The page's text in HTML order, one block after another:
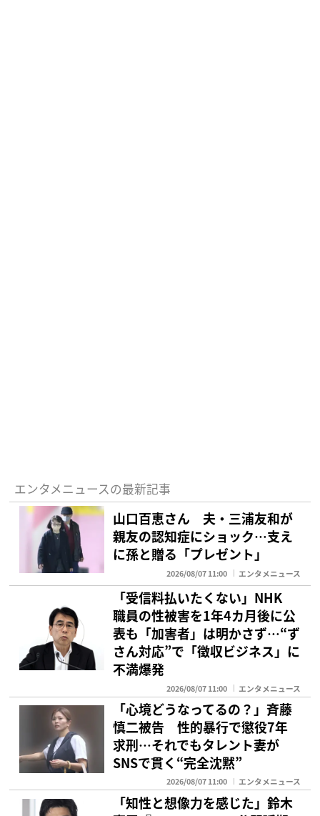
エンタメニュースの最新記事
山口百恵さん 夫・三浦友和が
親友の認知症にショック…支え
に孫と贈る「プレゼント」
2026/08/07 11:00 エンタメニュース
「受信料払いたくない」NHK
職員の性被害を1年4カ月後に公
表も「加害者」は明かさず…“ず
さん対応”で「徴収ビジネス」に
不満爆発
2026/08/07 11:00 エンタメニュース
「心境どうなってるの？」斉藤
慎二被告 性的暴行で懲役7年
求刑…それでもタレント妻が
SNSで貫く“完全沈黙”
2026/08/07 11:00 エンタメニュース
「知性と想像力を感じた」鈴木